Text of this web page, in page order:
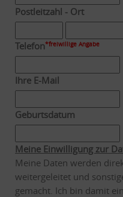
Postleitzahl - Ort
Telefon*freiwillige Angabe
Ihre E-Mail
Geburtsdatum
Meine Einwilligung zur
Meine Daten werden
weitergeleitet und
gemacht. Ich bin damit